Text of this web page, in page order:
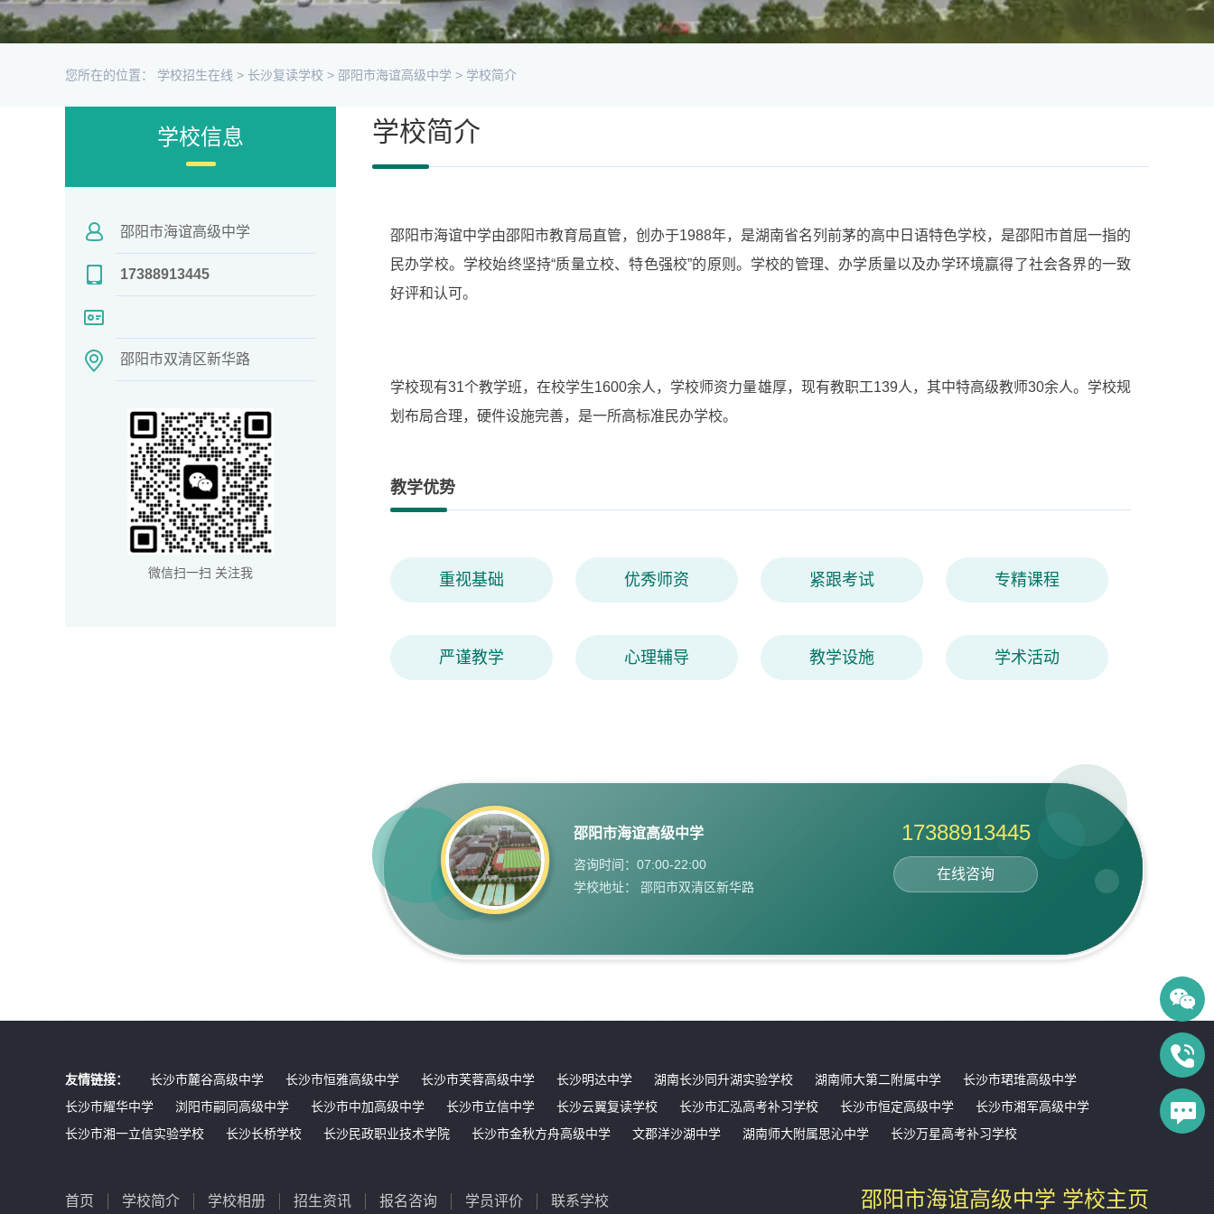
您所在的位置： 学校招生在线 > 长沙复读学校 > 邵阳市海谊高级中学 > 学校简介
学校信息
邵阳市海谊高级中学
17388913445
邵阳市双清区新华路
微信扫一扫 关注我
学校简介
邵阳市海谊中学由邵阳市教育局直管，创办于1988年，是湖南省名列前茅的高中日语特色学校，是邵阳市首屈一指的
民办学校。学校始终坚持“质量立校、特色强校”的原则。学校的管理、办学质量以及办学环境赢得了社会各界的一致
好评和认可。
学校现有31个教学班，在校学生1600余人，学校师资力量雄厚，现有教职工139人，其中特高级教师30余人。学校规
划布局合理，硬件设施完善，是一所高标准民办学校。
教学优势
重视基础 优秀师资 紧跟考试 专精课程
严谨教学 心理辅导 教学设施 学术活动
邵阳市海谊高级中学
咨询时间：07:00-22:00
学校地址： 邵阳市双清区新华路
17388913445
在线咨询
友情链接： 长沙市麓谷高级中学 长沙市恒雅高级中学 长沙市芙蓉高级中学 长沙明达中学 湖南长沙同升湖实验学校 湖南师大第二附属中学
长沙市珺琟高级中学
长沙市耀华中学
浏阳市嗣同高级中学 长沙市中加高级中学 长沙市立信中学 长沙云翼复读学校 长沙市汇泓高考补习学校 长沙市恒定高级中学
长沙市湘军高级中学
长沙市湘一立信实验学校
长沙长桥学校 长沙民政职业技术学院 长沙市金秋方舟高级中学 文郡洋沙湖中学 湖南师大附属思沁中学 长沙万星高考补习学校
首页 学校简介 学校相册 招生资讯 报名咨询 学员评价 联系学校 邵阳市海谊高级中学 学校主页